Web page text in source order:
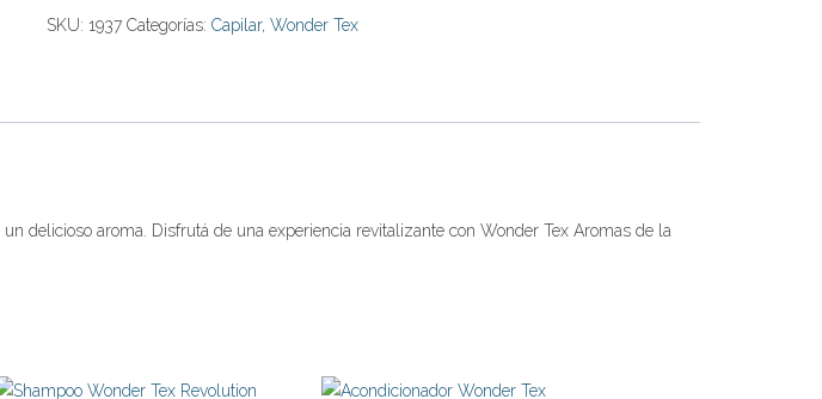
Miel
SKU: 1937 Categorías: Capilar, Wonder Tex
delicioso aroma. Disfrutá de una experiencia revitalizante con Wonder Tex Aromas de la